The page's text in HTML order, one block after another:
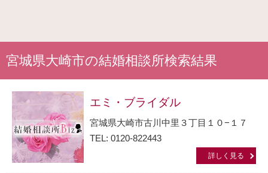
宮城県大崎市の結婚相談所検索結果
エミ・ブライダル
宮城県大崎市古川中里３丁目１０−１７
TEL: 0120-822443
詳しく見る